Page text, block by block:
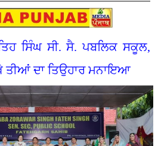
ਸਿੰਘ ਸੀ. ਸੈ. ਪਬਲਿਕ ਸਕੂਲ,
ਤੀਆਂ ਦਾ ਤਿਉਹਾਰ ਮਨਾਇਆ